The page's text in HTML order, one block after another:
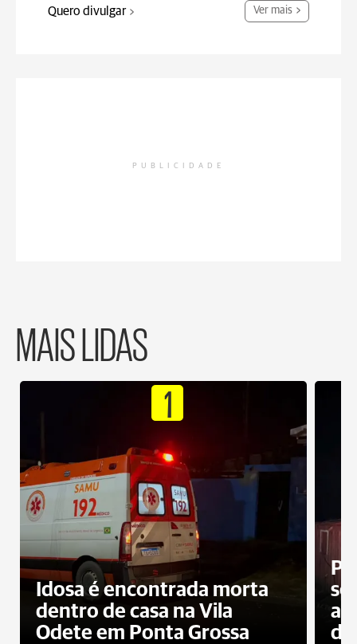
Quero divulgar Ver mais
PUBLICIDADE
MAIS LIDAS
1
Idosa é encontrada morta
dentro de casa na Vila
Odete em Ponta Grossa
do